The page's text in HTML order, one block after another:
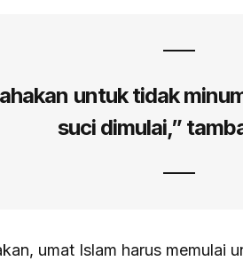
untuk tidak
suci dimulai,”
umat Islam harus memulai